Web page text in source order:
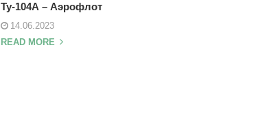
Ту-104А – Аэрофлот
14.06.2023
READ MORE